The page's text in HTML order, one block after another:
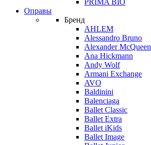
PRIMA BIO
Оправы
Бренд
AHLEM
Alessandro Bruno
Alexander McQueen
Ana Hickmann
Andy Wolf
Armani Exchange
AVO
Baldinini
Balenciaga
Ballet Classic
Ballet Extra
Ballet iKids
Ballet Image